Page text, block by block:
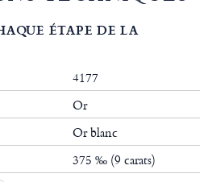
ÉTAPE DE LA
4177
Or
Or blanc
375 ‰ (9 carats)